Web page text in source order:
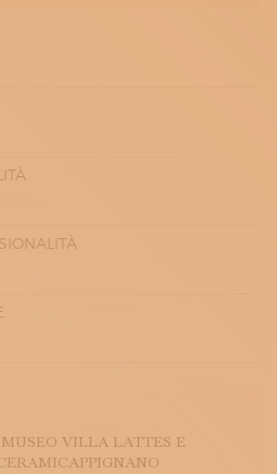
VILLA LATTES E